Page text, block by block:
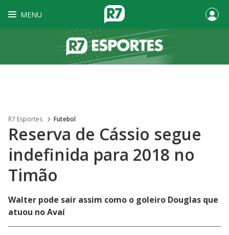
MENU
R7 Esportes Futebol
Reserva de Cássio segue
indefinida para 2018 no
Timão
Walter pode sair assim como o goleiro Douglas que
atuou no Avaí